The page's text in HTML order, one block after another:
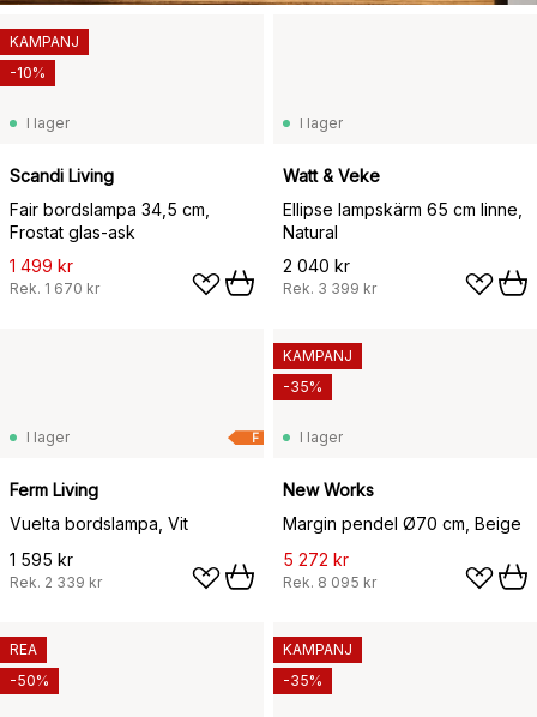
I lager
Scandi Living
Fair bordslampa 34,5 cm,
Frostat glas-ask
1 499 kr
Rek. 1 670 kr
KAMPANJ
-10%
I lager
Watt & Veke
Ellipse lampskärm 65 cm linne,
Natural
2 040 kr
Rek. 3 399 kr
F
I lager
Ferm Living
Vuelta bordslampa, Vit
1 595 kr
Rek. 2 339 kr
I lager
New Works
Margin pendel Ø70 cm, Beige
5 272 kr
Rek. 8 095 kr
KAMPANJ
-35%
REA
-50%
KAMPANJ
-35%